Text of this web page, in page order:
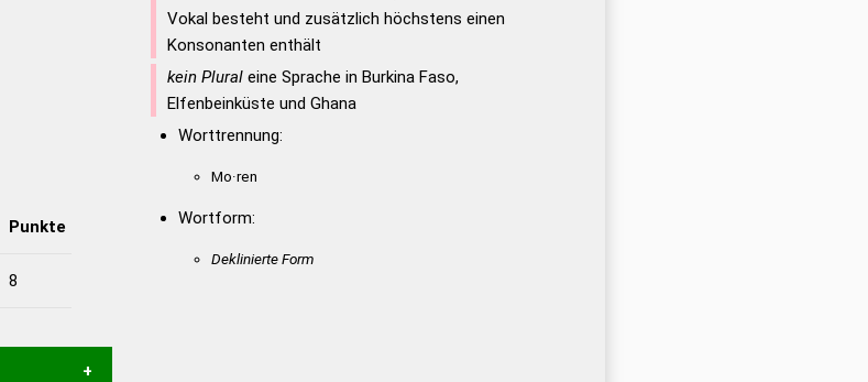
Punkte
8
Vokal besteht und zusätzlich höchstens einen
Konsonanten enthält
kein Pluraleine Sprache in Burkina Faso,
Elfenbeinküste und Ghana
Worttrennung:
Mo·ren
Wortform:
Deklinierte Form